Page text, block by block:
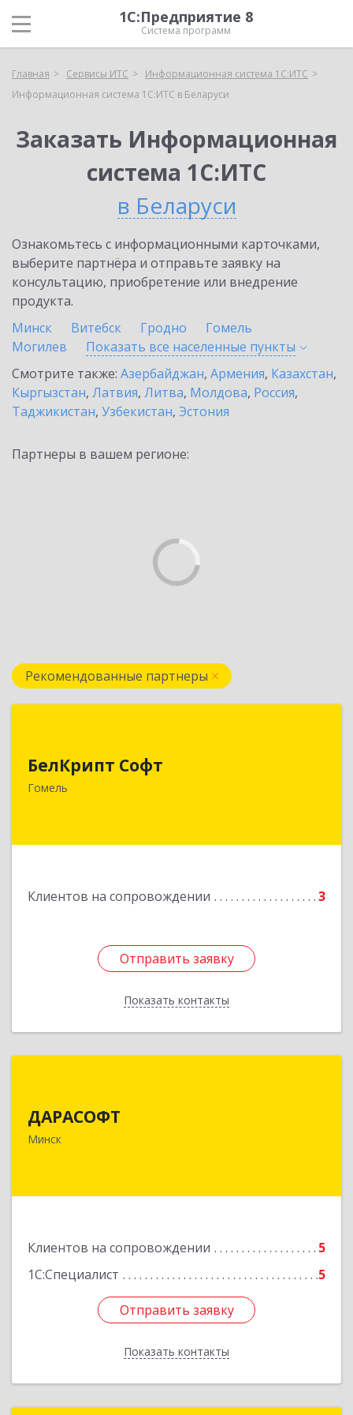
1С:Предприятие 8
Система программ
Главная Сервисы ИТС
Информационная система 1С:ИТС
Информационная система 1С:ИТС в Беларуси
Заказать Информационная
система 1С:ИТС
в Беларуси
Ознакомьтесь с информационными карточками,
выберите партнёра и отправьте заявку на
консультацию, приобретение или внедрение
продукта.
Минск
Витебск Гродно
Гомель
Могилев
Показать все населенные пункты
Смотрите также: Азербайджан, Армения, Казахстан,
Кыргызстан, Латвия, Литва, Молдова, Россия,
Таджикистан, Узбекистан, Эстония
Партнеры в вашем регионе:
Рекомендованные партнеры
БелКрипт Софт
Гомель
Клиентов на сопровождении 3
Отправить заявку
Показать контакты
Беларусь, 246046, г. Гомель, МЖК "Солнечный",
Отправить заявку
Назад
ДАРАСОФТ
Минск
Клиентов на сопровождении
5
1С:Специалист
5
Отправить заявку
Показать контакты
Отправить заявку
Назад